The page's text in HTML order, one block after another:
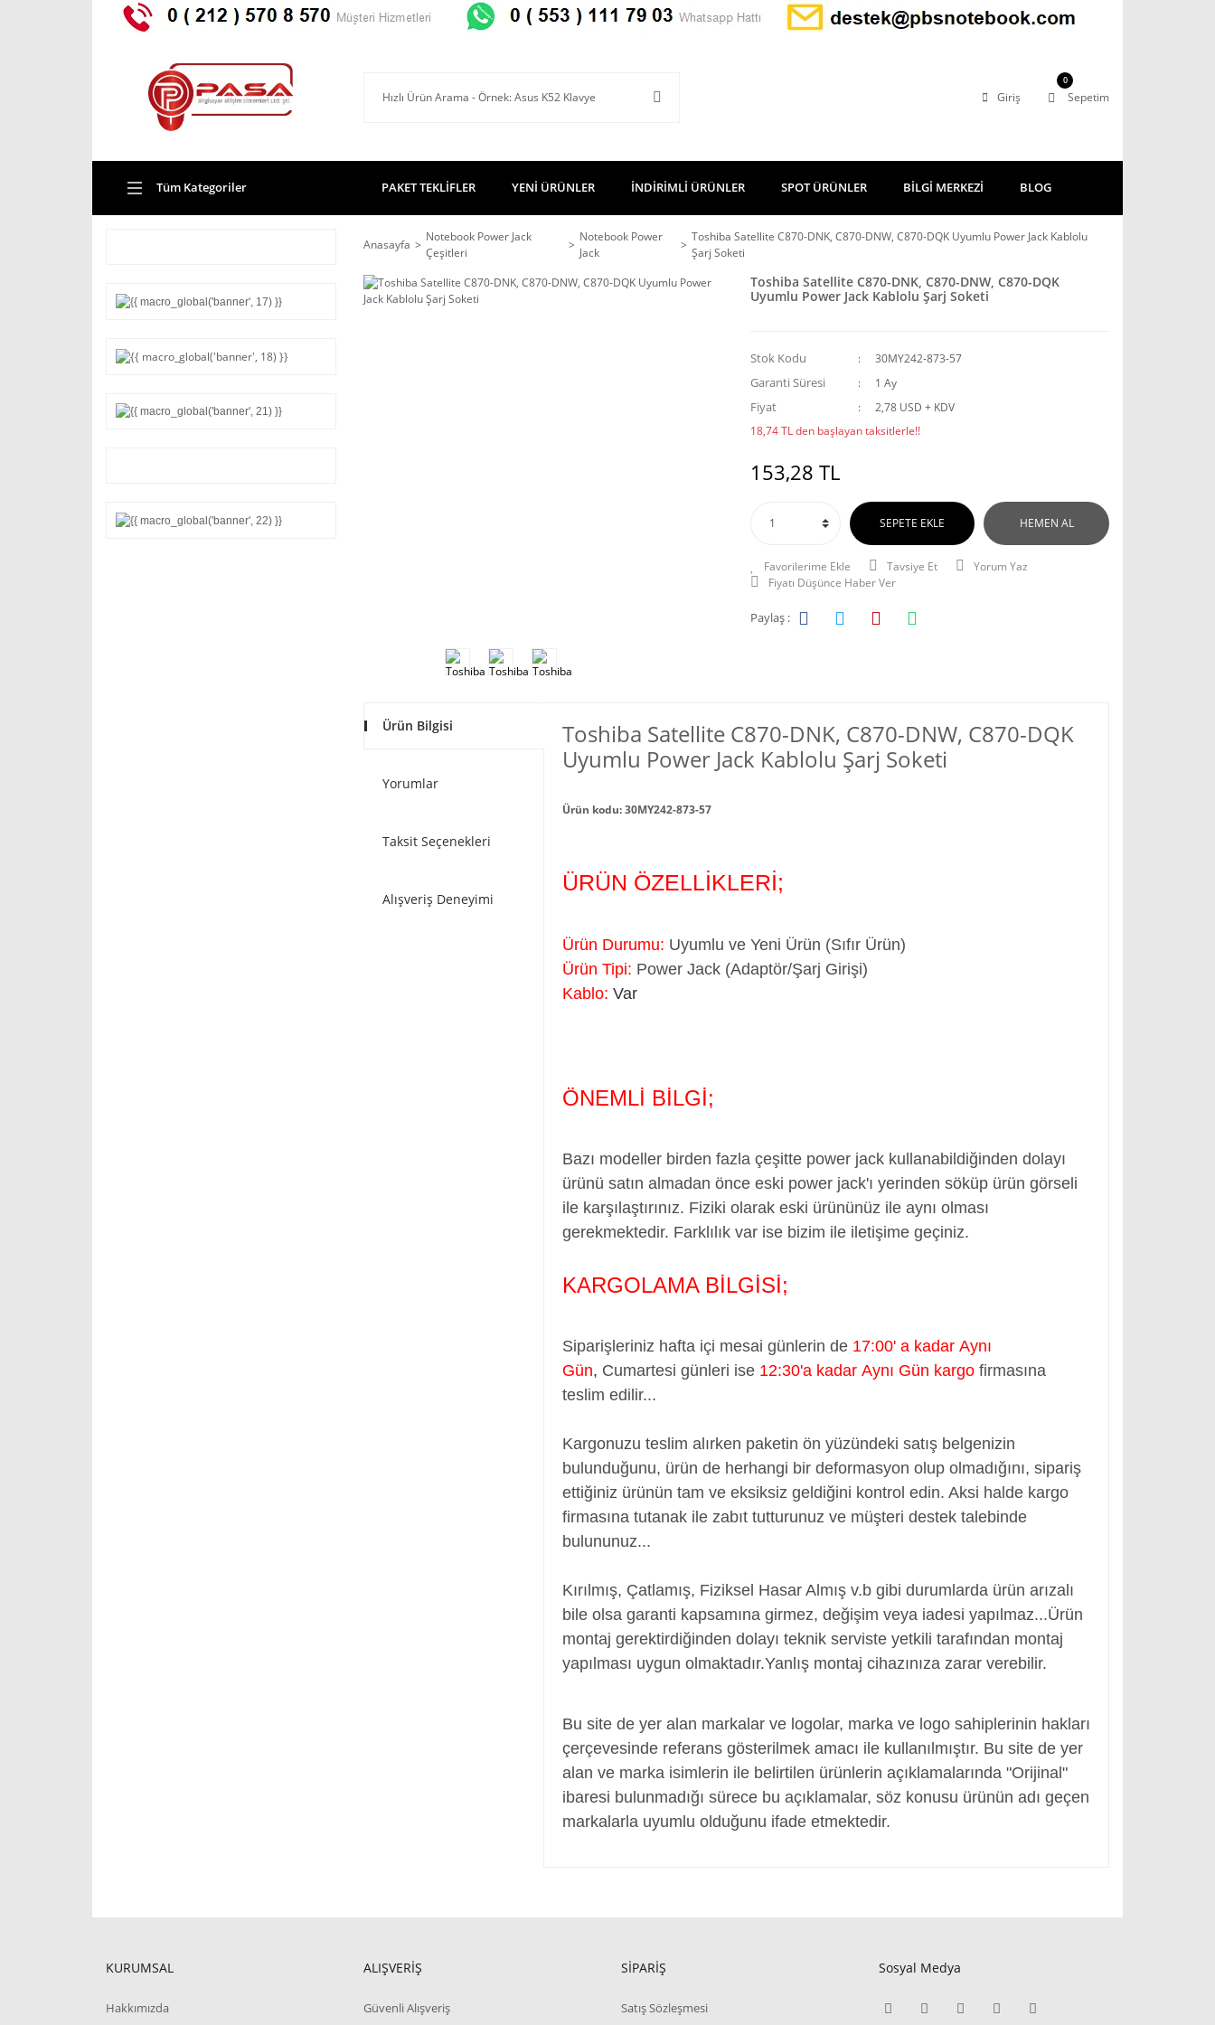
Giriş Sepetim
0
Tüm Kategoriler PAKET TEKLİFLER YENİ ÜRÜNLER İNDİRİMLİ ÜRÜNLER SPOT ÜRÜNLER BİLGİ MERKEZİ BLOG
Anasayfa
Notebook Power Jack
Çeşitleri
Notebook Power
Jack
Toshiba Satellite C870-DNK, C870-DNW, C870-DQK Uyumlu Power Jack Kablolu
Şarj Soketi
Toshiba Satellite C870-DNK, C870-DNW, C870-DQK
Uyumlu Power Jack Kablolu Şarj Soketi
Stok Kodu 30MY242-873-57
Garanti Süresi 1 Ay
Fiyat
2,78 USD + KDV
18,74 TL den başlayan taksitlerle!!
153,28 TL
SEPETE EKLE HEMEN AL
Tavsiye Et
Yorum Yaz
Fiyatı Düşünce Haber Ver
Paylaş :
Ürün Bilgisi
Yorumlar
Taksit Seçenekleri
Alışveriş Deneyimi
Toshiba Satellite C870-DNK, C870-DNW, C870-DQK
Uyumlu Power Jack Kablolu Şarj Soketi
Ürün kodu: 30MY242-873-57
ÜRÜN ÖZELLİKLERİ;
Ürün Durumu: Uyumlu ve Yeni Ürün (Sıfır Ürün)
Ürün Tipi: Power Jack (Adaptör/Şarj Girişi)
Kablo: Var
ÖNEMLİ BİLGİ;
Bazı modeller birden fazla çeşitte power jack kullanabildiğinden dolayı
ürünü satın almadan önce eski power jack'ı yerinden söküp ürün görseli
ile karşılaştırınız. Fiziki olarak eski ürününüz ile aynı olması
gerekmektedir. Farklılık var ise bizim ile iletişime geçiniz.
KARGOLAMA BİLGİSİ;
Siparişleriniz hafta içi mesai günlerin de 17:00' a kadar Aynı
Gün, Cumartesi günleri ise 12:30'a kadar Aynı Gün kargofirmasına
teslim edilir...
Kargonuzu teslim alırken paketin ön yüzündeki satış belgenizin
bulunduğunu, ürün de herhangi bir deformasyon olup olmadığını, sipariş
ettiğiniz ürünün tam ve eksiksiz geldiğini kontrol edin. Aksi halde kargo
firmasına tutanak ile zabıt tutturunuz ve müşteri destek talebinde
bulununuz...
Kırılmış, Çatlamış, Fiziksel Hasar Almış v.b gibi durumlarda ürün arızalı
bile olsa garanti kapsamına girmez, değişim veya iadesi yapılmaz...Ürün
montaj gerektirdiğinden dolayı teknik serviste yetkili tarafından montaj
yapılması uygun olmaktadır.Yanlış montaj cihazınıza zarar verebilir.
Bu site de yer alan markalar ve logolar, marka ve logo sahiplerinin hakları
çerçevesinde referans gösterilmek amacı ile kullanılmıştır. Bu site de yer
alan ve marka isimlerin ile belirtilen ürünlerin açıklamalarında "Orijinal"
ibaresi bulunmadığı sürece bu açıklamalar, söz konusu ürünün adı geçen
markalarla uyumlu olduğunu ifade etmektedir.
KURUMSAL
Hakkımızda
ALIŞVERİŞ
Güvenli Alışveriş
SİPARİŞ
Satış Sözleşmesi
Sosyal Medya